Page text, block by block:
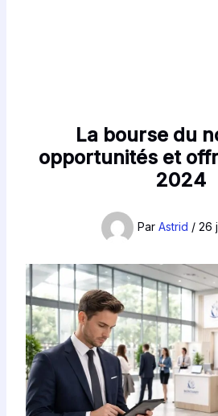
La bourse du
opportunités et
2024
Par Astrid / 26